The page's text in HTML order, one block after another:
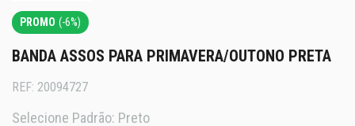
PROMO (-6%)
BANDA ASSOS PARA PRIMAVERA/OUTONO PRETA
REF: 20094727
Selecione Padrão: Preto